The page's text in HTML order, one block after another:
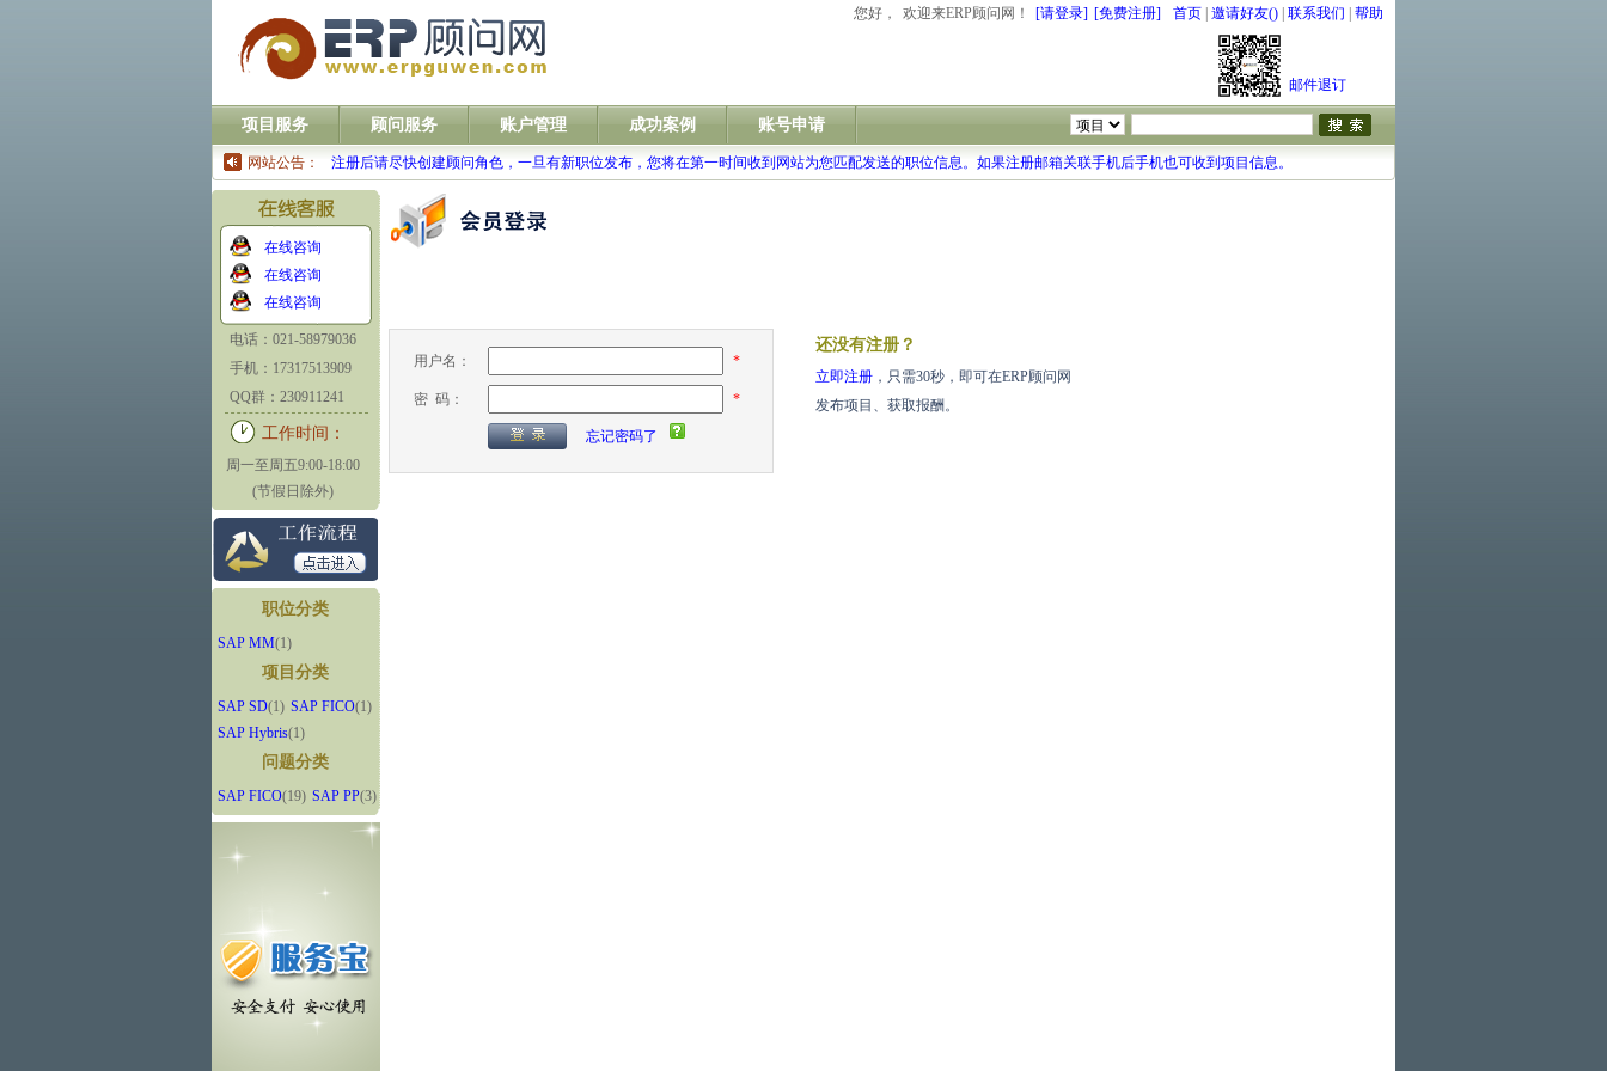
邮件退订
您好， 欢迎来ERP顾问网！ [请登录] [免费注册] 首页 邀请好友() 联系我们 帮助
项目服务 顾问服务 账户管理 成功案例 账号申请
网站公告： 注册后请尽快创建顾问角色，一旦有新职位发布，您将在第一时间收到网站为您匹配发送的职位信息。如果注册邮箱关联手机后手机也可收到项目信息。
在线咨询
在线咨询
在线咨询
电话：021-58979036
手机：17317513909
QQ群：230911241
工作时间：
周一至周五9:00-18:00
(节假日除外)
职位分类
SAP MM(1)
项目分类
SAP SD(1) SAP FICO(1)
SAP Hybris(1)
问题分类
SAP FICO(19) SAP PP(3)
用户名： *
密 码： *
忘记密码了
还没有注册？
立即注册 ，只需30秒，即可在ERP顾问网
发布项目、获取报酬。